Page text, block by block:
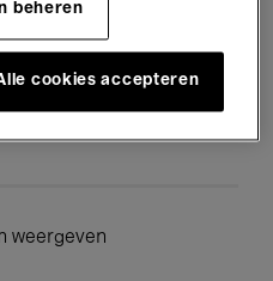
weergeven
beheren
cookies accepteren